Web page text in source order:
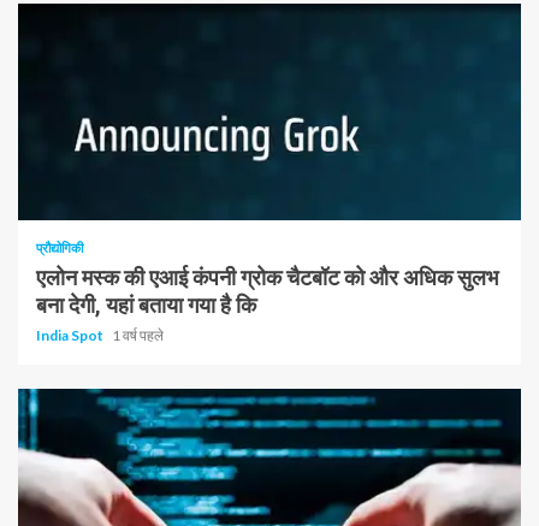
प्रौद्योगिकी
एलोन मस्क की एआई कंपनी ग्रोक चैटबॉट को और अधिक सुलभ
बना देगी, यहां बताया गया है कि
India Spot 1 वर्ष पहले